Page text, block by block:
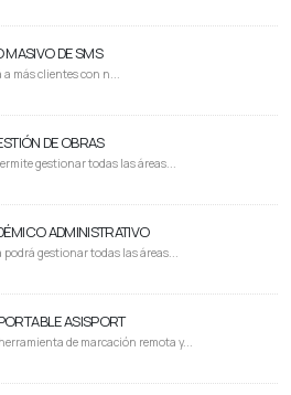
MASIVO DE SMS
más clientes con n...
DE OBRAS
gestionar todas las áreas...
ADMINISTRATIVO
podrá gestionar todas las áreas...
ASISPORT
de marcación remota y...